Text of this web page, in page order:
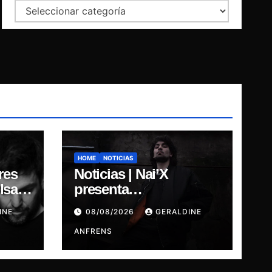
Categorías
HOME NOTICIAS
Noticias | Nai’X
presenta
“DIMENSIONAL
GODS.
08/08/2026 GERALDINE
ANFRENS